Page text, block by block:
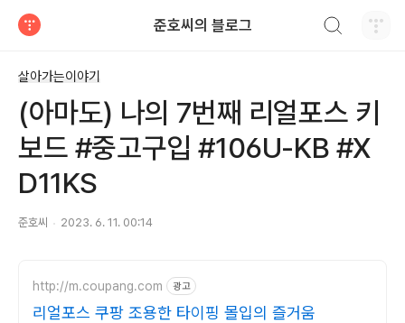
준호씨의 블로그
살아가는이야기
(아마도) 나의 7번째 리얼포스 키
보드 #중고구입 #106U-KB #X
D11KS
준호씨 2023. 6. 11. 00:14
http://m.coupang.com 광고
리얼포스 쿠팡 조용한 타이핑 몰입의 즐거움